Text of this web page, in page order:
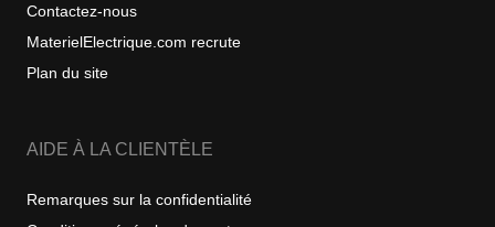
Contactez-nous
MaterielElectrique.com recrute
Plan du site
AIDE À LA CLIENTÈLE
Remarques sur la confidentialité